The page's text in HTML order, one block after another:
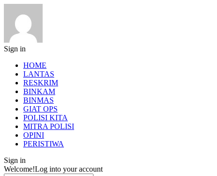
Sign in
HOME
LANTAS
RESKRIM
BINKAM
BINMAS
GIAT OPS
POLISI KITA
MITRA POLISI
OPINI
PERISTIWA
Sign in
Welcome!Log into your account